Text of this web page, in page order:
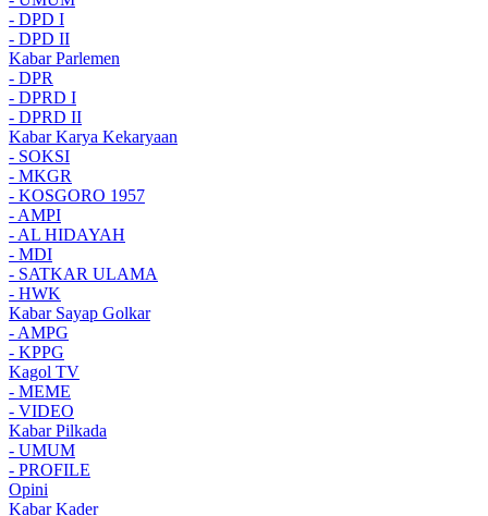
- DPD I
- DPD II
Kabar Parlemen
- DPR
- DPRD I
- DPRD II
Kabar Karya Kekaryaan
- SOKSI
- MKGR
- KOSGORO 1957
- AMPI
- AL HIDAYAH
- MDI
- SATKAR ULAMA
- HWK
Kabar Sayap Golkar
- AMPG
- KPPG
Kagol TV
- MEME
- VIDEO
Kabar Pilkada
- UMUM
- PROFILE
Opini
Kabar Kader